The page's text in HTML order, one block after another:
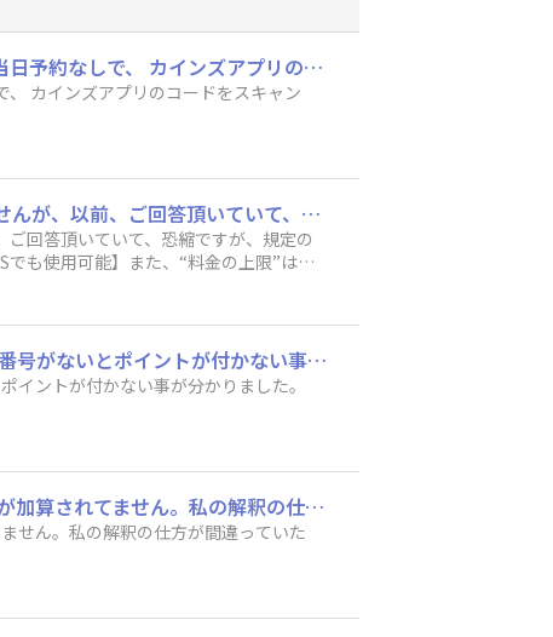
DIYポイントについて教えてください。 1000円以上のイベントのDIYワークショップに、 当日予約なしで、 カインズアプリのコードをスキャンしてお支払いして参加した場合、 DIYポイント加算対象でしょうか？ よろしくお願いします。
カインズアプリのコードをスキャン
DIY Square 運営者様 マイページの改修有難うございました。 お忙しい所、申し訳ありませんが、以前、ご回答頂いていて、恐縮ですが、規定の変更もされているので、再度確認させて頂きたいと思います。 ランク5（1回ご招待）は、【グリーンWSでも使用可能】また、“料金の上限”はありますか？ ご回答の程、何卒宜しくお願い致します。
回答頂いていて、恐縮ですが、規定の
も使用可能】また、“料金の上限”はあ
先月のWSのポイントが1回分付いてなかったです。 調べたら、レシートの下の方に、会員番号がないとポイントが付かない事が分かりました。 どの様な手続きをすれば良いですか？
イントが付かない事が分かりました。
今期からトークへのコメントが5回になったとあるのですが、現時点で3回以上のポイントが加算されてません。私の解釈の仕方が間違っていたらすみません。
せん。私の解釈の仕方が間違っていた